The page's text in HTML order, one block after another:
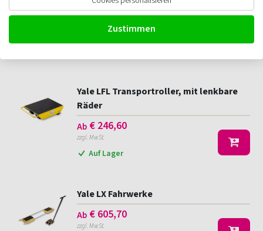
Yale LF Transportroller
129,60
Yale LFL Transportroller, mit lenkbare
Räder
Ab € 246,60
zzgl. MwSt.
Auf Lager
Yale LX Fahrwerke
Ab € 605,70
zzgl. MwSt.
Zustimmen